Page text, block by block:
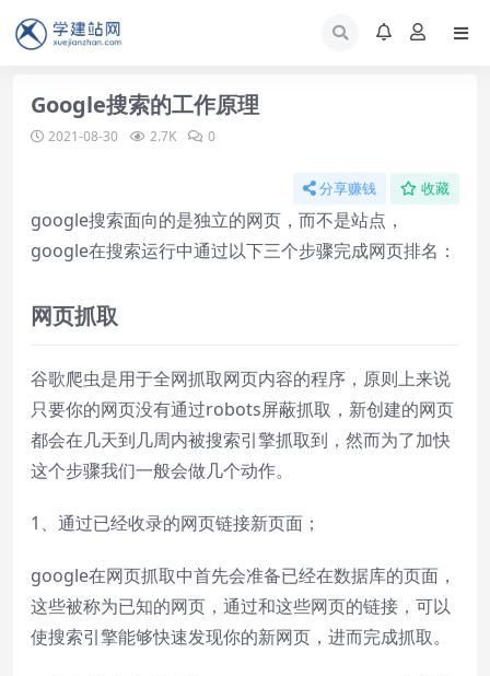
Google搜索的工作原理
2021-08-30 2.7K 0
分享赚钱 收藏
google搜索面向的是独立的网页，而不是站点，
google在搜索运行中通过以下三个步骤完成网页排名：
网页抓取
谷歌爬虫是用于全网抓取网页内容的程序，原则上来说
只要你的网页没有通过robots屏蔽抓取，新创建的网页
都会在几天到几周内被搜索引擎抓取到，然而为了加快
这个步骤我们一般会做几个动作。
1、通过已经收录的网页链接新页面；
google在网页抓取中首先会准备已经在数据库的页面，
这些被称为已知的网页，通过和这些网页的链接，可以
使搜索引擎能够快速发现你的新网页，进而完成抓取。